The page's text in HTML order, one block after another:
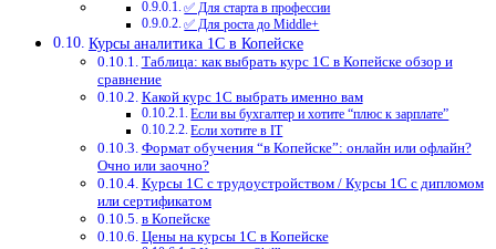
✅ Для старта в профессии
✅ Для роста до Middle+
Курсы аналитика 1С в Копейске
Таблица: как выбрать курс 1С в Копейске обзор и
сравнение
Какой курс 1С выбрать именно вам
Если вы бухгалтер и хотите “плюс к зарплате”
Если хотите в IT
Формат обучения “в Копейске”: онлайн или офлайн?
Очно или заочно?
Курсы 1С с трудоустройством / Курсы 1С с дипломом
или сертификатом
в Копейске
Цены на курсы 1С в Копейске